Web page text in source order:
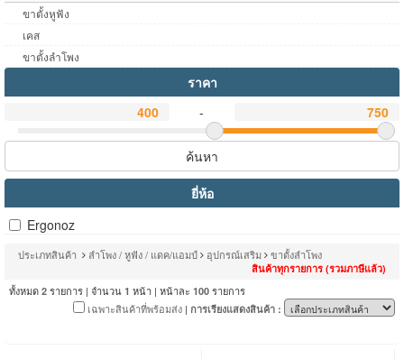
ขาตั้งหูฟัง
เคส
ขาตั้งลำโพง
ราคา
-
ค้นหา
ยี่ห้อ
Ergonoz
ประเภทสินค้า ลำโพง / หูฟัง / แดค/แอมป์ อุปกรณ์เสริม ขาตั้งลำโพง
สินค้าทุกรายการ (รวมภาษีแล้ว)
ทั้งหมด 2 รายการ | จำนวน 1 หน้า | หน้าละ 100 รายการ
เฉพาะสินค้าที่พร้อมส่ง | การเรียงแสดงสินค้า :